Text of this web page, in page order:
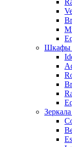
Шкафы